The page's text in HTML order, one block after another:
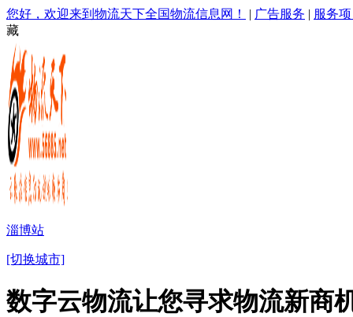
您好，欢迎来到物流天下全国物流信息网！ | 广告服务 | 服务
藏
淄博站
[切换城市]
数字云物流让您寻求物流新商